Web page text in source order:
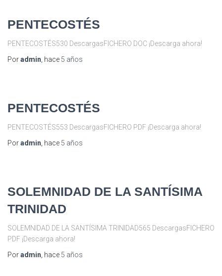
PENTECOSTÉS
PENTECOSTÉS530 DescargasFICHERO DOC ¡Descarga ahora!
Poradmin , hace 5 años
PENTECOSTÉS
PENTECOSTÉS553 DescargasFICHERO PDF ¡Descarga ahora!
Poradmin , hace 5 años
SOLEMNIDAD DE LA SANTÍSIMA
TRINIDAD
SOLEMNIDAD DE LA SANTÍSIMA TRINIDAD565 DescargasFICHERO
PDF ¡Descarga ahora!
Poradmin , hace 5 años